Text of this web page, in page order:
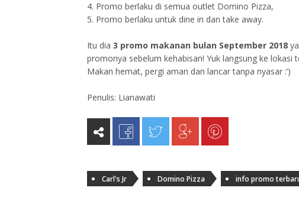
4. Promo berlaku di semua outlet Domino Pizza,
5. Promo berlaku untuk dine in dan take away.
Itu dia 3 promo makanan bulan September 2018
promonya sebelum kehabisan! Yuk langsung ke
Makan hemat, pergi aman dan lancar tanpa nyasar :’)
Penulis: Lianawati
Carl's Jr Domino Pizza info promo